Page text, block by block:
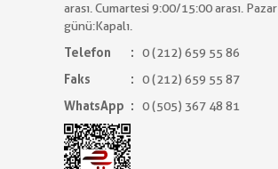
arası. Cumartesi 9:00/15:00 arası. Pazar
günü:Kapalı.
Telefon
0 (212) 659 55 86
Faks
0 (212) 659 55 87
WhatsApp
0 (505) 367 48 81